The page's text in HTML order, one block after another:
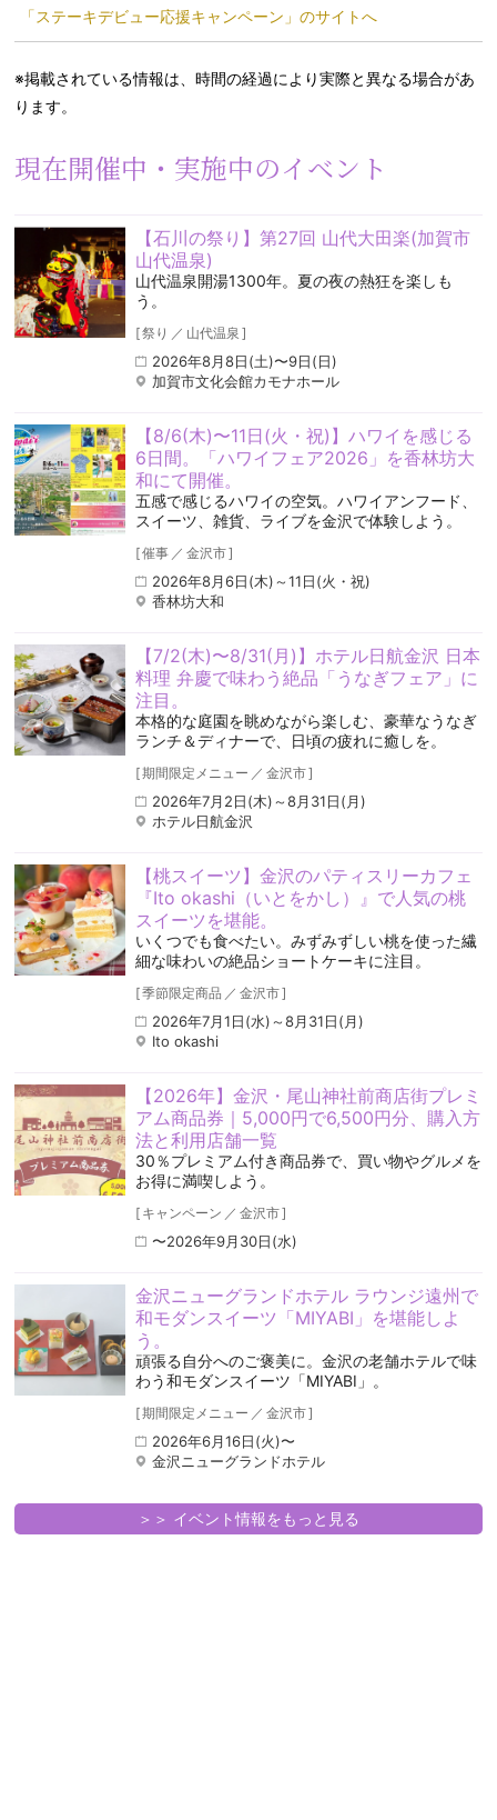
「ステーキデビュー応援キャンペーン」のサイトへ
※掲載されている情報は、時間の経過により実際と異なる場合があ
ります。
現在開催中・実施中のイベント
【石川の祭り】第27回 山代大田楽(加賀市
山代温泉)
山代温泉開湯1300年。夏の夜の熱狂を楽しも
う。
[祭り ／ 山代温泉 ]
2026年8月8日(土)〜9日(日)
加賀市文化会館カモナホール
【8/6(木)〜11日(火・祝)】ハワイを感じる
6日間。「ハワイフェア2026」を香林坊大
和にて開催。
五感で感じるハワイの空気️。ハワイアンフード、
スイーツ、雑貨、ライブを金沢で体験しよう。
[催事 ／ 金沢市]
2026年8月6日(木)～11日(火・祝)
香林坊大和
【7/2(木)〜8/31(月)】ホテル日航金沢 日本
料理 弁慶で味わう絶品「うなぎフェア」に
注目。
本格的な庭園を眺めながら楽しむ、豪華なうなぎ
ランチ＆ディナーで、日頃の疲れに癒しを。
[期間限定メニュー ／ 金沢市]
2026年7月2日(木)～8月31日(月)
ホテル日航金沢
【桃スイーツ】金沢のパティスリーカフェ
『Ito okashi（いとをかし）』で人気の桃
スイーツを堪能。
いくつでも食べたい。みずみずしい桃を使った繊
細な味わいの絶品ショートケーキに注目。
[季節限定商品 ／ 金沢市]
2026年7月1日(水)～8月31日(月)
Ito okashi
【2026年】金沢・尾山神社前商店街プレミ
アム商品券｜5,000円で6,500円分、購入方
法と利用店舗一覧
30％プレミアム付き商品券で、買い物やグルメを
お得に満喫しよう。
[ キャンペーン ／ 金沢市]
〜2026年9月30日(水)
金沢ニューグランドホテル ラウンジ遠州で
和モダンスイーツ「MIYABI」を堪能しよ
う。
頑張る自分へのご褒美に。金沢の老舗ホテルで味
わう和モダンスイーツ「MIYABI」。
[期間限定メニュー ／ 金沢市]
2026年6月16日(火)〜
金沢ニューグランドホテル
＞＞ イベント情報をもっと見る